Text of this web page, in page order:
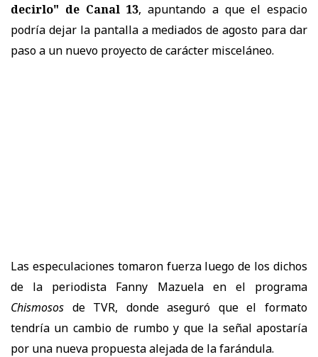
decirlo" de Canal 13, apuntando a que el espacio
podría dejar la pantalla a mediados de agosto para dar
paso a un nuevo proyecto de carácter misceláneo.
Las especulaciones tomaron fuerza luego de los dichos
de la periodista Fanny Mazuela en el programa
Chismosos de TVR, donde aseguró que el formato
tendría un cambio de rumbo y que la señal apostaría
por una nueva propuesta alejada de la farándula.